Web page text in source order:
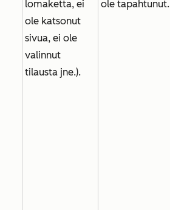
lomaketta, ei
ole katsonut
sivua, ei ole
valinnut
tilausta jne.).
ole tapahtunut.